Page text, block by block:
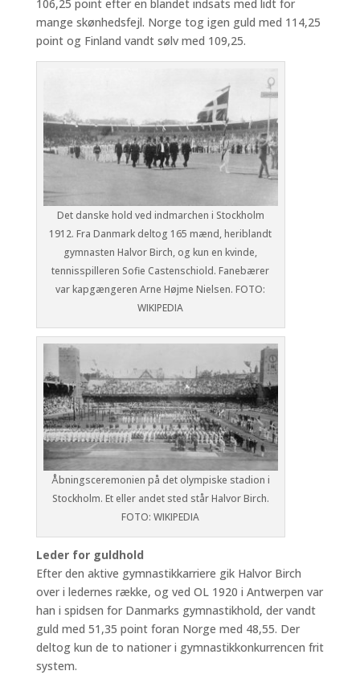
106,25 point efter en blandet indsats med lidt for
mange skønhedsfejl. Norge tog igen guld med 114,25
point og Finland vandt sølv med 109,25.
Det danske hold ved indmarchen i Stockholm
1912. Fra Danmark deltog 165 mænd, heriblandt
gymnasten Halvor Birch, og kun en kvinde,
tennisspilleren Sofie Castenschiold. Fanebærer
var kapgængeren Arne Højme Nielsen. FOTO:
WIKIPEDIA
Åbningsceremonien på det olympiske stadion i
Stockholm. Et eller andet sted står Halvor Birch.
FOTO: WIKIPEDIA
Leder for guldhold
Efter den aktive gymnastikkarriere gik Halvor Birch
over i ledernes række, og ved OL 1920 i Antwerpen var
han i spidsen for Danmarks gymnastikhold, der vandt
guld med 51,35 point foran Norge med 48,55. Der
deltog kun de to nationer i gymnastikkonkurrencen frit
system.